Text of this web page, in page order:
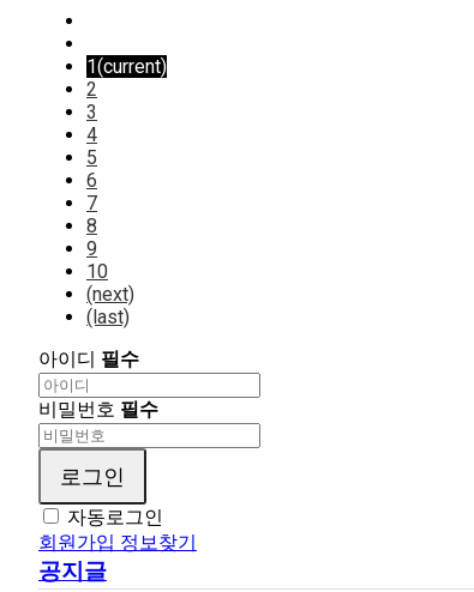
1(current)
2
3
4
5
6
7
8
9
10
(next)
(last)
아이디 필수
비밀번호 필수
로그인
자동로그인
회원가입 정보찾기
공지글